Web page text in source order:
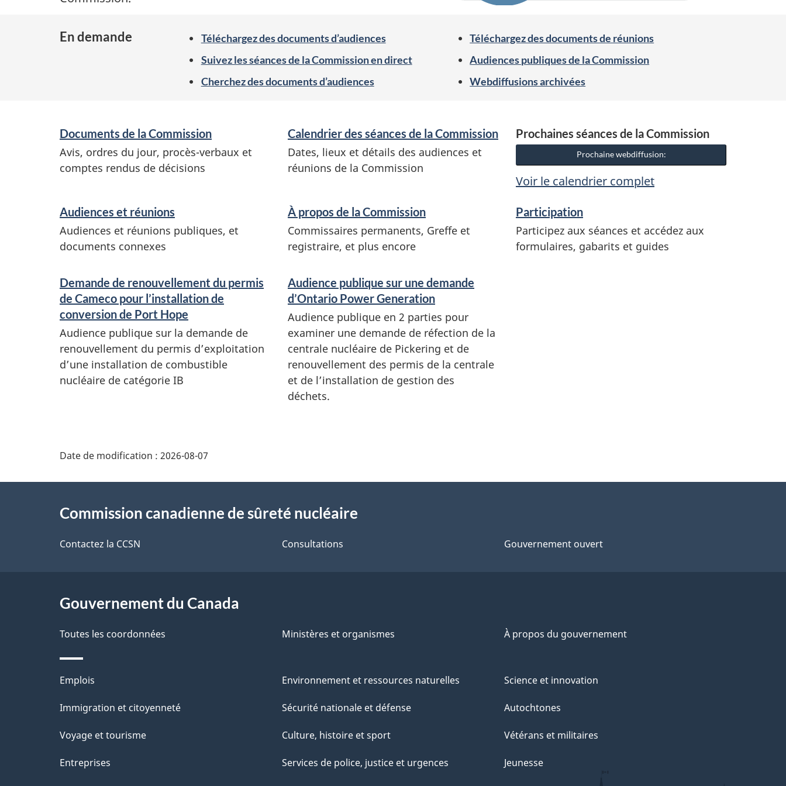
En demande
Téléchargez des documents d’audiences
Suivez les séances de la Commission en direct
Cherchez des documents d’audiences
Téléchargez des documents de réunions
Audiences publiques de la Commission
Webdiffusions archivées
e
r
i
c
e
e
t
r
e
n
s
g
m
n
s
Documents de la Commission
Avis, ordres du jour, procès-verbaux et
comptes rendus de décisions
Calendrier des séances de la Commission
Dates, lieux et détails des audiences et
réunions de la Commission
Prochaines séances de la Commission
Prochaine webdiffusion:
Voir le calendrier complet
Audiences et réunions
Audiences et réunions publiques, et
documents connexes
À propos de la Commission
Commissaires permanents, Greffe et
registraire, et plus encore
Participation
Participez aux séances et accédez aux
formulaires, gabarits et guides
Demande de renouvellement du permis
de Cameco pour l’installation de
conversion de Port Hope
Audience publique sur la demande de
renouvellement du permis d’exploitation
d’une installation de combustible
nucléaire de catégorie IB
Audience publique sur une demande
d’Ontario Power Generation
Audience publique en 2 parties pour
examiner une demande de réfection de la
centrale nucléaire de Pickering et de
renouvellement des permis de la centrale
et de l’installation de gestion des
déchets.
a
i
s
d
e
l
a
p
a
Date de modification : 2026-08-07
proposCommission canadienne de sûreté nucléaire
Contactez la CCSN Consultations Gouvernement ouvert
Gouvernement du Canada
Toutes les coordonnées Ministères et organismes À propos du gouvernement
Thèmes
et
Emplois
Immigration et citoyenneté
Voyage et tourisme
Entreprises
Environnement et ressources naturelles
Sécurité nationale et défense
Culture, histoire et sport
Services de police, justice et urgences
Science et innovation
Autochtones
Vétérans et militaires
Jeunesse